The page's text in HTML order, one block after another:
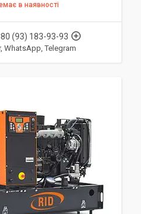
в наявності
(93) 183-93-93
WhatsApp, Telegram